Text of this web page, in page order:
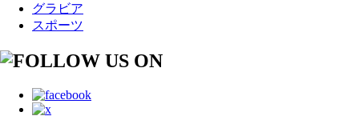
グラビア
スポーツ